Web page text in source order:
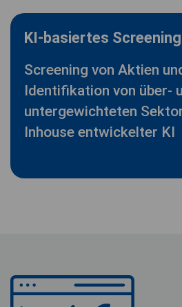
KI-basiertes Screening
Screening von Aktien
Identifikation von über-
untergewichteten
Inhouse entwickelter KI